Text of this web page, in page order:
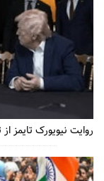
روایت نیویورک تایمز